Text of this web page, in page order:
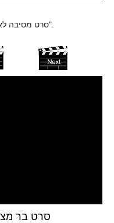
סרט מסיבה לארוע פורשים "אגד".
סרט בר